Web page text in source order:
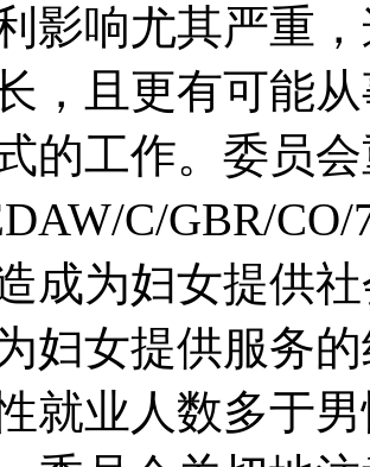
影响尤其严重
，且更有可能
的工作。委员
C/GBR/
成为妇女提供
妇女提供服务
就业人数多于